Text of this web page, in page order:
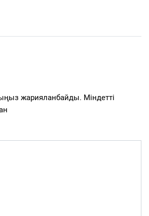
жарияланбайды. Міндетті